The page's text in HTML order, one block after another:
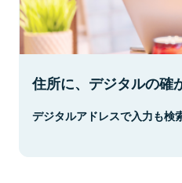
住所に、デジタルの確
デジタルアドレスで入力も検